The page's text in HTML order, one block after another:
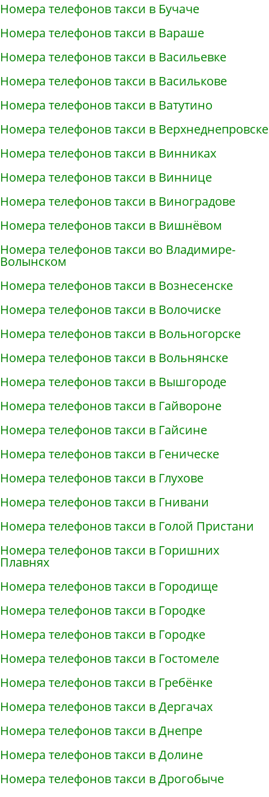
Номера телефонов такси в Бучаче
Номера телефонов такси в Вараше
Номера телефонов такси в Васильевке
Номера телефонов такси в Василькове
Номера телефонов такси в Ватутино
Номера телефонов такси в Верхнеднепровске
Номера телефонов такси в Винниках
Номера телефонов такси в Виннице
Номера телефонов такси в Виноградове
Номера телефонов такси в Вишнёвом
Номера телефонов такси во Владимире-
Волынском
Номера телефонов такси в Вознесенске
Номера телефонов такси в Волочиске
Номера телефонов такси в Вольногорске
Номера телефонов такси в Вольнянске
Номера телефонов такси в Вышгороде
Номера телефонов такси в Гайвороне
Номера телефонов такси в Гайсине
Номера телефонов такси в Геническе
Номера телефонов такси в Глухове
Номера телефонов такси в Гнивани
Номера телефонов такси в Голой Пристани
Номера телефонов такси в Горишних
Плавнях
Номера телефонов такси в Городище
Номера телефонов такси в Городке
Номера телефонов такси в Городке
Номера телефонов такси в Гостомеле
Номера телефонов такси в Гребёнке
Номера телефонов такси в Дергачах
Номера телефонов такси в Днепре
Номера телефонов такси в Долине
Номера телефонов такси в Дрогобыче